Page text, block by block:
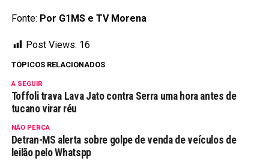
Fonte: Por G1MS e TV Morena
Post Views: 16
TÓPICOS RELACIONADOS
A SEGUIR
Toffoli trava Lava Jato contra Serra uma hora antes de
tucano virar réu
NÃO PERCA
Detran-MS alerta sobre golpe de venda de veículos de
leilão pelo Whatspp